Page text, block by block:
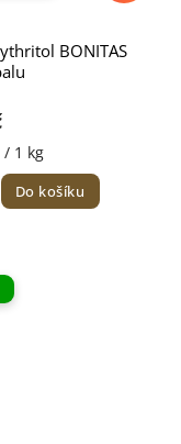
BONITAS
/ 1 kg
Do košíku